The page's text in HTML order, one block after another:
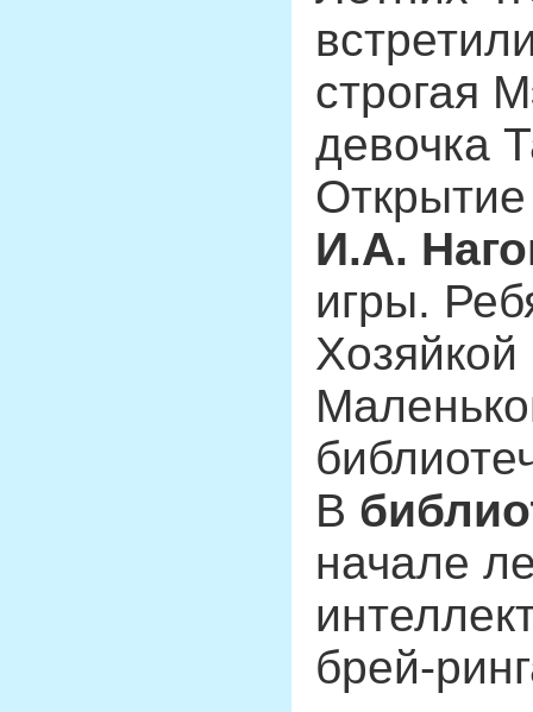
строгая
девочка
И.А.
игры.
В
начале
брей-